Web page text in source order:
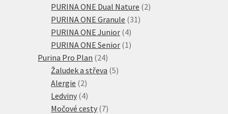
produktů
PURINA ONE Dual Nature 22
PURINA ONE Granule 31 31
PURINA ONE Junior 44
produkty
PURINA ONE Senior 1 1
Purina Pro Plan 2424
produktů
Žaludek a střeva 55
Alergie 22
produkty
Ledviny 44
produkty
Močové cesty 77